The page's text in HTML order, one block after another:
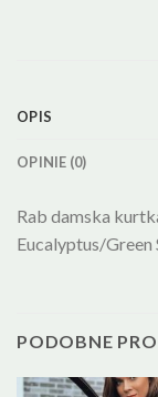
OPIS
OPINIE (0)
Rab damska
Eucalyptus/
PODOBNE